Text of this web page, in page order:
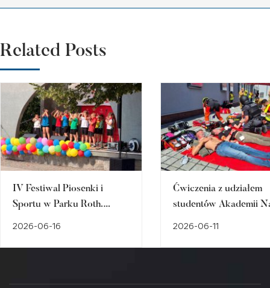
Related Posts
IV Festiwal Piosenki i
Sportu w Parku Roth.
2026-06-16
Ćwiczenia z udziałem
studentów Akademii
2026-06-11